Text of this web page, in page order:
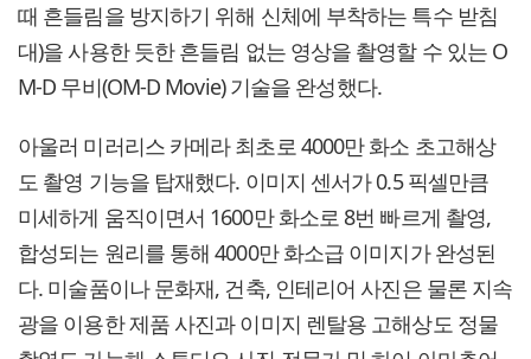
때 흔들림을 방지하기 위해 신체에 부착하는 특수 받침
대)을 사용한 듯한 흔들림 없는 영상을 촬영할 수 있는 O
M-D 무비(OM-D Movie) 기술을 완성했다.
아울러 미러리스 카메라 최초로 4000만 화소 초고해상
도 촬영 기능을 탑재했다. 이미지 센서가 0.5 픽셀만큼
미세하게 움직이면서 1600만 화소로 8번 빠르게 촬영,
합성되는 원리를 통해 4000만 화소급 이미지가 완성된
다. 미술품이나 문화재, 건축, 인테리어 사진은 물론 지속
광을 이용한 제품 사진과 이미지 렌탈용 고해상도 정물